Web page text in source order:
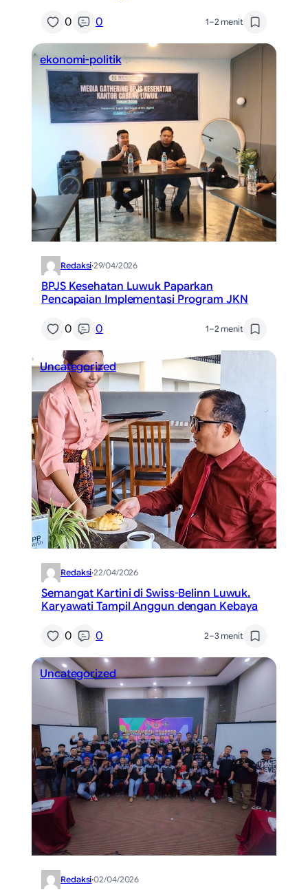
0 0 1–2 menit
ekonomi-politik
Redaksi·29/04/2026
BPJS Kesehatan Luwuk Paparkan
Pencapaian Implementasi Program JKN
0 0 1–2 menit
Uncategorized
Redaksi·22/04/2026
Semangat Kartini di Swiss-Belinn Luwuk.
Karyawati Tampil Anggun dengan Kebaya
0 0 2–3 menit
Uncategorized
Redaksi·02/04/2026